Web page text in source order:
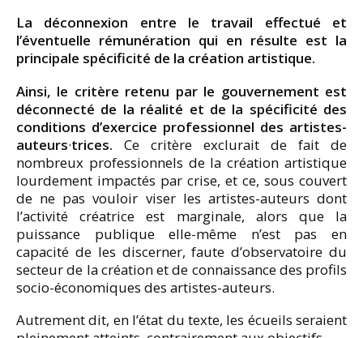
La déconnexion entre le travail effectué et
l’éventuelle rémunération qui en résulte est la
principale spécificité de la création artistique.
Ainsi, le critère retenu par le gouvernement est
déconnecté de la réalité et de la spécificité des
conditions d’exercice professionnel des artistes-
auteurs·trices. Ce critère exclurait de fait de
nombreux professionnels de la création artistique
lourdement impactés par crise, et ce, sous couvert
de ne pas vouloir viser les artistes-auteurs dont
l’activité créatrice est marginale, alors que la
puissance publique elle-même n’est pas en
capacité de les discerner, faute d’observatoire du
secteur de la création et de connaissance des profils
socio-économiques des artistes-auteurs.
Autrement dit, en l’état du texte, les écueils seraient